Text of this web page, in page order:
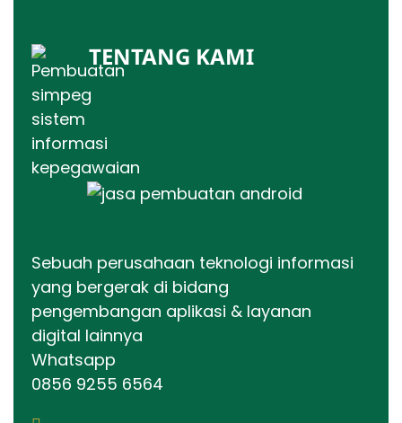
TENTANG KAMI
Sebuah perusahaan teknologi informasi
yang bergerak di bidang
pengembangan aplikasi & layanan
digital lainnya
Whatsapp
0856 9255 6564